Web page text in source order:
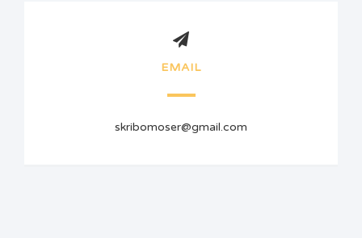
EMAIL
skribomoser@gmail.com